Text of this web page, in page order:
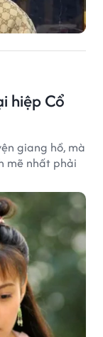
hiệp Cổ
giang hồ, mà
mẽ nhất phải